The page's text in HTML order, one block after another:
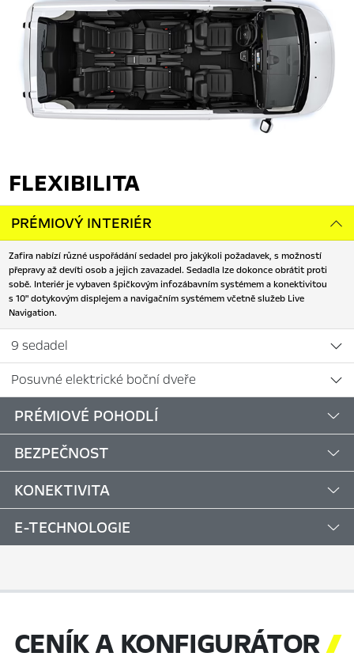
FLEXIBILITA
PRÉMIOVÝ INTERIÉR
Zafira nabízí různé uspořádání sedadel pro jakýkoli požadavek, s možností
přepravy až devíti osob a jejich zavazadel. Sedadla lze dokonce obrátit proti
sobě. Interiér je vybaven špičkovým infozábavním systémem a konektivitou
s 10" dotykovým displejem a navigačním systémem včetně služeb Live
Navigation.
9 sedadel
Posuvné elektrické boční dveře
PRÉMIOVÉ POHODLÍ
BEZPEČNOST
KONEKTIVITA
E-TECHNOLOGIE
CENÍK A KONFIGURÁTOR